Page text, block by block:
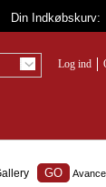
Din Indkøbskurv:
Log ind